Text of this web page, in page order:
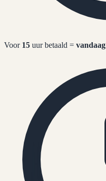
Voor 15 uur betaald = vandaag